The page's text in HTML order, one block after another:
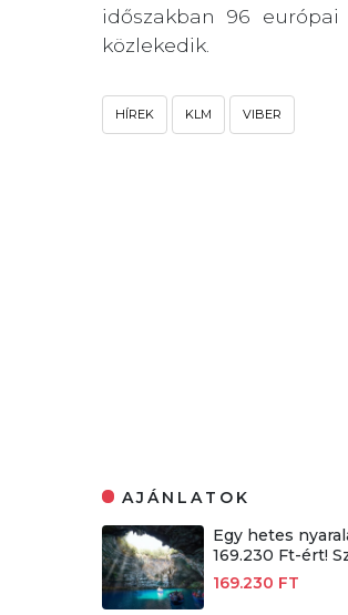
időszakban 96 európai
közlekedik.
HÍREK KLM VIBER
AJÁNLATOK
Egy hetes
169.230 Ft-ért!
169.230 FT